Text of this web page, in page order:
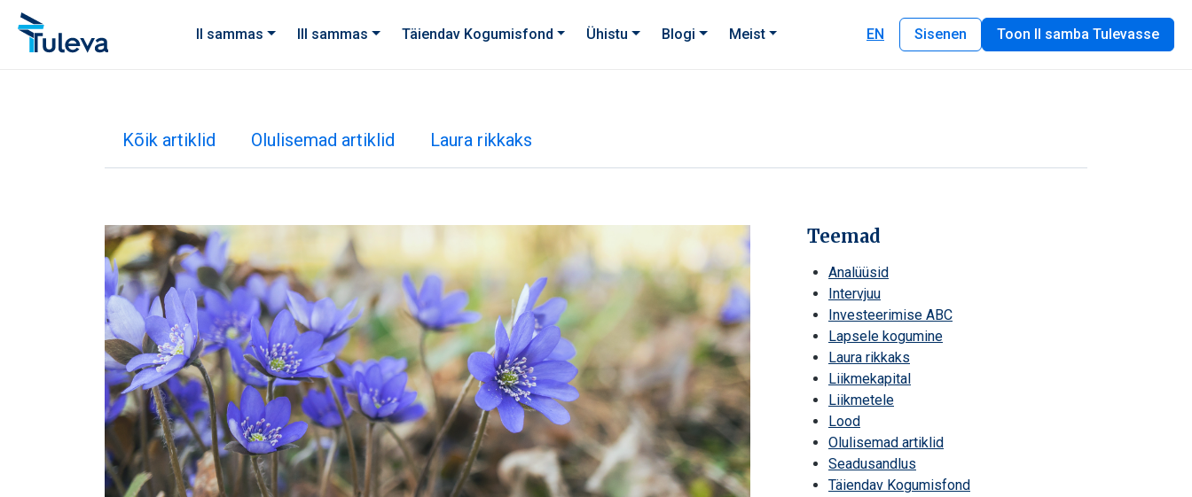
Liigu edasi sisu juurde
II sammas
III sammas Täiendav Kogumisfond Ühistu Blogi Meist EN Sisenen Toon II samba Tulevasse
Kõik artiklid Olulisemad artiklid Laura rikkaks
Teemad
Analüüsid
Intervjuu
Investeerimise ABC
Lapsele kogumine
Laura rikkaks
Liikmekapital
Liikmetele
Lood
Olulisemad artiklid
Seadusandlus
Täiendav Kogumisfond